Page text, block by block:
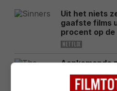
Uit het niets
gaafste films
procent op
NETFLIX
Aankomende
Rotten